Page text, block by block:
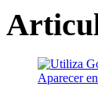
Aparecer